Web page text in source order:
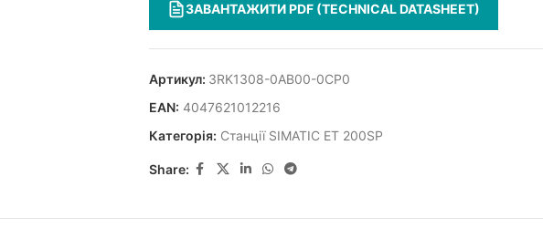
ЗАВАНТАЖИТИ PDF (TECHNICAL DATASHEET)
EAN: 4047621012216
Артикул: 3RK1308-0AB00-0CP0
Категорія: Станції SIMATIC ET 200SP
Share: